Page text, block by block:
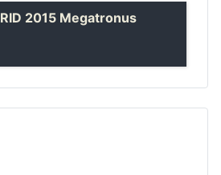
RID 2015 Megatronus